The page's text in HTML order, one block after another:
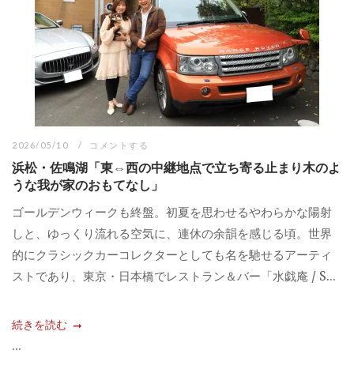
2026/05/10 コメントする
浜松・佐鳴湖「東⇔西の中継地点で立ち寄る止まり木のよ
うな我が家のおもてなし」
ゴールデンウィークも終盤。初夏を思わせるやわらかな陽射
しと、ゆっくり流れる空気に、連休の余韻を感じる頃。世界
的にクラシックカーコレクターとしても名を馳せるアーティ
ストであり、東京・日本橋でレストラン＆バー「水戯庵 / S...
続きを読む
...